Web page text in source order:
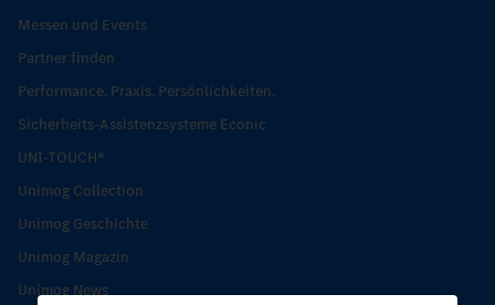
Messen und Events
Partner finden
Performance. Praxis. Persönlichkeiten.
Sicherheits-Assistenzsysteme Econic
UNI-TOUCH®
Unimog Collection
Unimog Geschichte
Unimog Magazin
Unimog News